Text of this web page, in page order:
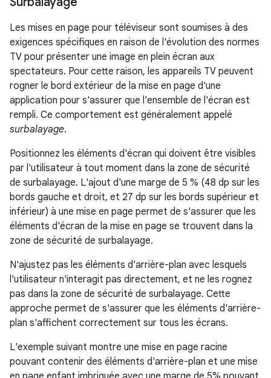
Les mises en page pour téléviseur sont soumises à des
exigences spécifiques en raison de l'évolution des normes
TV pour présenter une image en plein écran aux
spectateurs. Pour cette raison, les appareils TV peuvent
rogner le bord extérieur de la mise en page d'une
application pour s'assurer que l'ensemble de l'écran est
rempli. Ce comportement est généralement appelé
surbalayage.
Positionnez les éléments d'écran qui doivent être visibles
par l'utilisateur à tout moment dans la zone de sécurité
de surbalayage. L'ajout d'une marge de 5 % (48 dp sur les
bords gauche et droit, et 27 dp sur les bords supérieur et
inférieur) à une mise en page permet de s'assurer que les
éléments d'écran de la mise en page se trouvent dans la
zone de sécurité de surbalayage.
N'ajustez pas les éléments d'arrière-plan avec lesquels
l'utilisateur n'interagit pas directement, et ne les rognez
pas dans la zone de sécurité de surbalayage. Cette
approche permet de s'assurer que les éléments d'arrière-
plan s'affichent correctement sur tous les écrans.
L'exemple suivant montre une mise en page racine
pouvant contenir des éléments d'arrière-plan et une mise